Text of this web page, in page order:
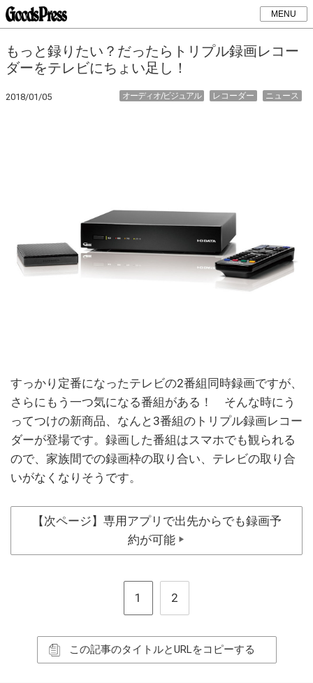
MENU
もっと録りたい？だったらトリプル録画レコー
ダーをテレビにちょい足し！
2018/01/05 ニュース
レコーダー
オーディオ/ビジュアル
すっかり定番になったテレビの2番組同時録画ですが、
さらにもう一つ気になる番組がある！ そんな時にう
ってつけの新商品、なんと3番組のトリプル録画レコー
ダーが登場です。録画した番組はスマホでも観られる
ので、家族間での録画枠の取り合い、テレビの取り合
いがなくなりそうです。
【次ページ】専用アプリで出先からでも録画予
約が可能 ▶
1 2
この記事のタイトルとURLをコピーする